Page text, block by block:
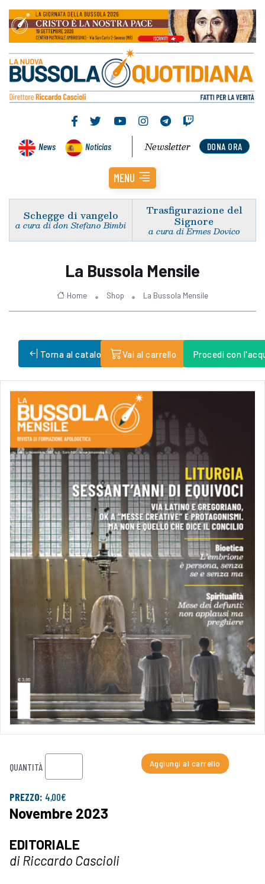
News Noticias DONA ORA
Newsletter
MENU
Schegge di vangelo
a cura di don Stefano Bimbi
Trasfigurazione del
Signore
a cura di Ermes Dovico
La Bussola Mensile
Home Shop La Bussola Mensile
Torna al catalogo Vai al carrello Procedi con
QUANTITÀ Aggiungi al carrello
PREZZO: 4,00€
Novembre 2023
EDITORIALE
di Riccardo Cascioli